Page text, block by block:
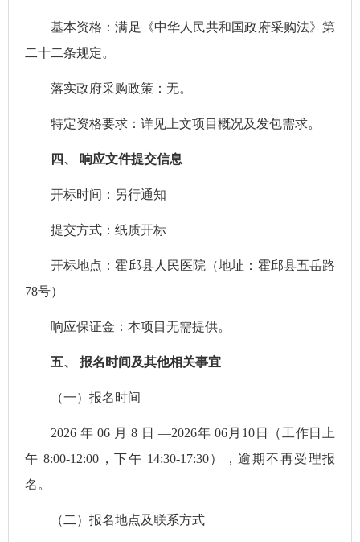
基本资格：满足《中华人民共和国政府采购法》第
二十二条规定。
落实政府采购政策：无。
特定资格要求：详见上文项目概况及发包需求。
四、 响应文件提交信息
开标时间：另行通知
提交方式：纸质开标
开标地点：霍邱县人民医院（地址：霍邱县五岳路
78号）
响应保证金：本项目无需提供。
五、 报名时间及其他相关事宜
（一）报名时间
2026 年 06 月 8 日 —2026年 06 月 10日（工作日上
午 8:00-12:00 ，下午 14:30-17:30），逾期不再受理报
名。
（二） 报名地点及联系方式